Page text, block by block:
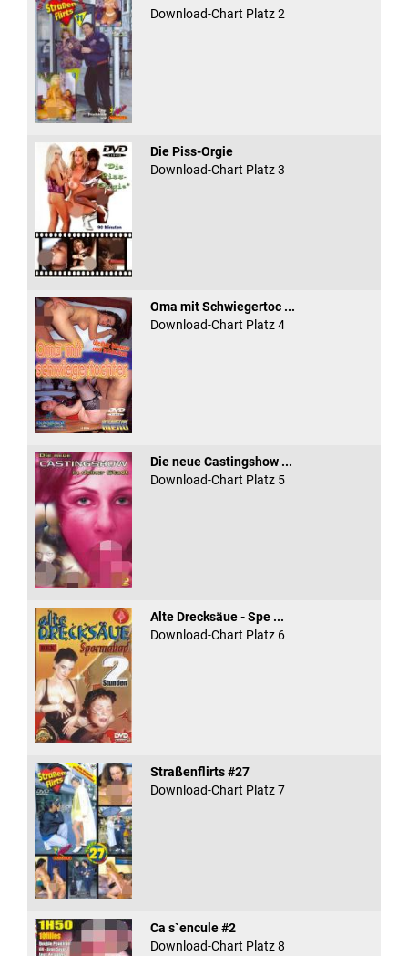
Download-Chart Platz 2
Die Piss-Orgie
Download-Chart Platz 3
Oma mit Schwiegertoc ...
Download-Chart Platz 4
Die neue Castingshow ...
Download-Chart Platz 5
Alte Drecksäue - Spe ...
Download-Chart Platz 6
Straßenflirts #27
Download-Chart Platz 7
Ca s`encule #2
Download-Chart Platz 8